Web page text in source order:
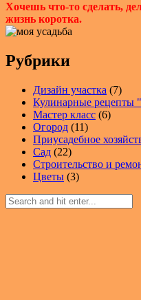
Хочешь что-то сделать,
жизнь коротка.
Рубрики
Дизайн участка (7)
Кулинарные рецепты
Мастер класс (6)
Огород (11)
Приусадебное
Сад (22)
Строительство и
Цветы (3)